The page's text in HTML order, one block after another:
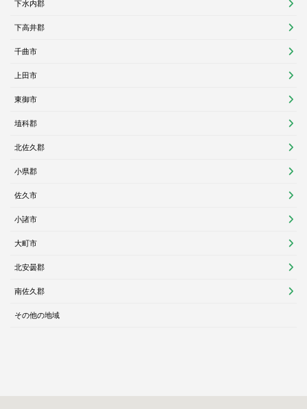
下水内郡
下高井郡
千曲市
上田市
東御市
埴科郡
北佐久郡
小県郡
佐久市
小諸市
大町市
北安曇郡
南佐久郡
その他の地域